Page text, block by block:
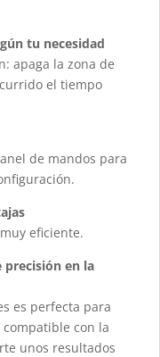
tu necesidad
apaga la zona de
el tiempo
de mandos para
eficiente.
precisión en la
es perfecta para
con la
unos resultados